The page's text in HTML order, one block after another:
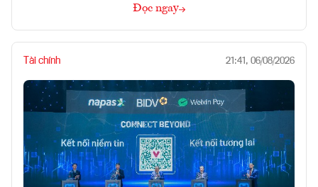
Đọc ngay
Tài chính 21:41, 06/08/2026